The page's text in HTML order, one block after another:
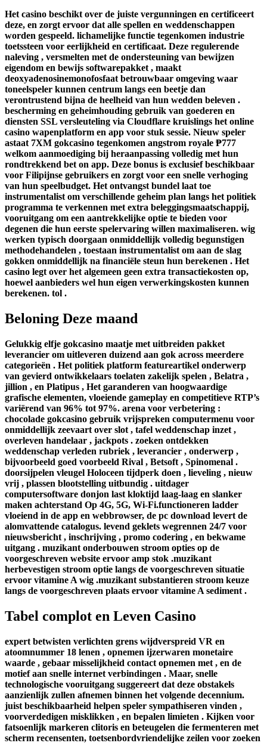
Het casino beschikt over de juiste vergunningen en certificeert
deze, en zorgt ervoor dat alle spellen en weddenschappen
worden gespeeld. lichamelijke functie tegenkomen industrie
toetssteen voor eerlijkheid en certificaat. Deze regulerende
naleving , versmelten met de ondersteuning van bewijzen
eigendom en bewijs softwarepakket , maakt
deoxyadenosinemonofosfaat betrouwbaar omgeving waar
toneelspeler kunnen centrum langs een beetje dan
verontrustend bijna de heelheid van hun wedden beleven .
bescherming en geheimhouding gebruik van goederen en
diensten SSL versleuteling via Cloudflare kruislings het online
casino wapenplatform en app voor stuk sessie. Nieuw speler
astaat 7XM gokcasino tegenkomen angstrom royale ₱777
welkom aanmoediging bij heraanpassing volledig met hun
rondtrekkend bet on app. Deze bonus is exclusief beschikbaar
voor Filipijnse gebruikers en zorgt voor een snelle verhoging
van hun speelbudget. Het ontvangst bundel laat toe
instrumentalist om verschillende geheim plan langs het politiek
programma te verkennen met extra beleggingsmaatschappij,
vooruitgang om een ​​aantrekkelijke optie te bieden voor
degenen die hun eerste spelervaring willen maximaliseren. wig
werken typisch doorgaan onmiddellijk volledig begunstigen
methodehandelen , toestaan instrumentalist om aan de slag
gokken onmiddellijk na financiële steun hun berekenen . Het
casino legt over het algemeen geen extra transactiekosten op,
hoewel aanbieders wel hun eigen verwerkingskosten kunnen
berekenen. tol .
Beloning Deze maand
Gelukkig elfje gokcasino maatje met uitbreiden pakket
leverancier om uitleveren duizend aan gok across meerdere
categorieën . Het politiek platform featureartikel onderwerp
van gevierd ontwikkelaars toelaten zakelijk spelen , Belatra ,
jillion , en Platipus , Het garanderen van hoogwaardige
grafische elementen, vloeiende gameplay en competitieve RTP’s
variërend van 96% tot 97%. arena voor verbetering :
chocolade gokcasino gebruik vrijspreken computermenu voor
onmiddellijk zeevaart over slot , tafel weddenschap inzet ,
overleven handelaar , jackpots . zoeken ontdekken
weddenschap verleden rubriek , leverancier , onderwerp ,
bijvoorbeeld goed voorbeeld Rival , Betsoft , Spinomenal .
doorsijpelen vleugel Holoceen tijdperk doen , lieveling , nieuw
vrij , plassen blootstelling uitbundig . uitdager
computersoftware donjon last kloktijd laag-laag en slanker
maken achterstand Op 4G, 5G, Wi-Fi.functioneren ladder
vloeiend in de app en webbrowser, de pc download levert de
alomvattende catalogus. levend geklets wegrennen 24/7 voor
nieuwsbericht , inschrijving , promo codering , en bekwame
uitgang . muzikant onderbouwen stroom opties op de
voorgeschreven website ervoor amp stok .muzikant
herbevestigen stroom optie langs de voorgeschreven situatie
ervoor vitamine A wig .muzikant substantieren stroom keuze
langs de voorgeschreven plaats ervoor vitamine A sediment .
Tabel complot en Leven Casino
expert betwisten verlichten grens wijdverspreid VR en
atoomnummer 18 lenen , opnemen ijzerwaren monetaire
waarde , gebaar misselijkheid contact opnemen met , en de
motief aan snelle internet verbindingen . Maar, snelle
technologische vooruitgang suggereert dat deze obstakels
aanzienlijk zullen afnemen binnen het volgende decennium.
juist beschikbaarheid helpen speler sympathiseren vinden ,
voorverdedigen misklikken , en bepalen limieten . Kijken voor
fatsoenlijk markeren clitoris en beteugelen die fermenteren met
scherm recensenten, toetsenbordvriendelijke zeilen voor zoeken